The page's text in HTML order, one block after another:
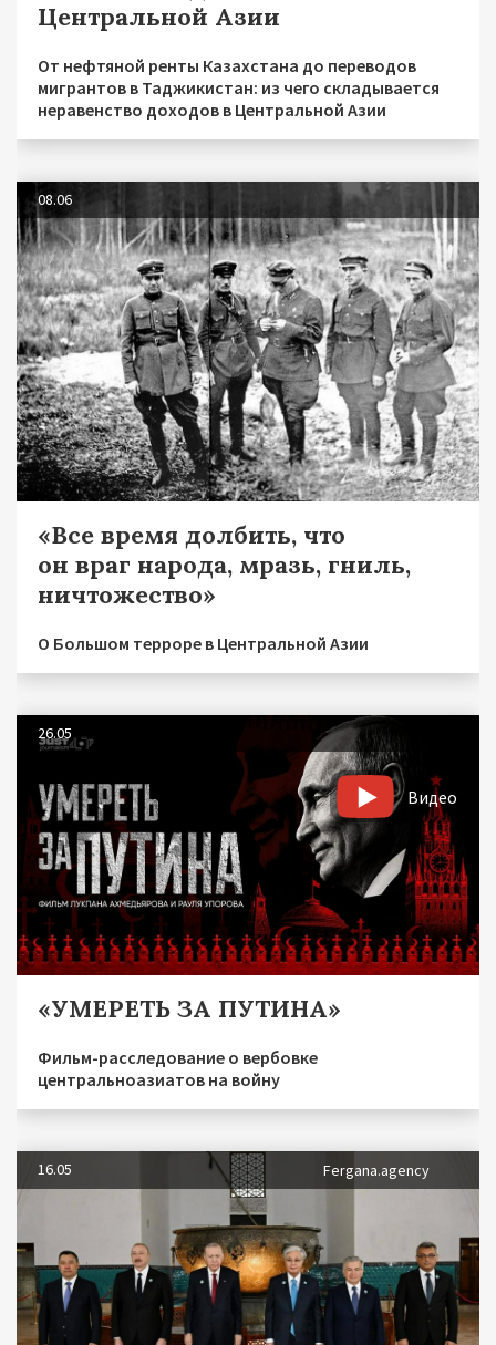
Центральной Азии
От нефтяной ренты Казахстана до переводов
мигрантов в Таджикистан: из чего складывается
неравенство доходов в Центральной Азии
08.06
«Все время долбить, что
он враг народа, мразь, гниль,
ничтожество»
О Большом терроре в Центральной Азии
26.05
Видео
«УМЕРЕТЬ ЗА ПУТИНА»
Фильм-расследование о вербовке
центральноазиатов на войну
16.05 Fergana.agency